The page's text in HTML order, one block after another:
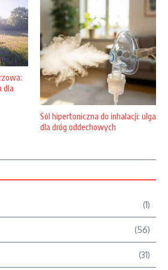
dla
Sól hipertoniczna do inhalacji: ulga
dla dróg oddechowych
(1)
(56)
(31)